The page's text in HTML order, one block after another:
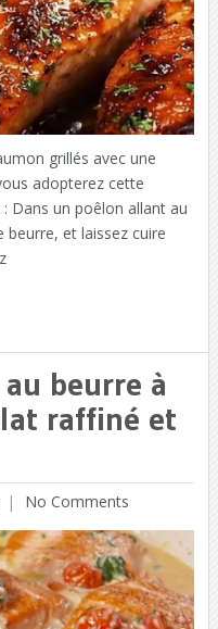
grillés avec une
adopterez cette
Dans un poêlon allant au
et laissez cuire
beurre à
raffiné et
No Comments